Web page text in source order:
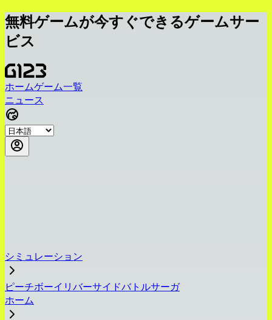
無料ゲームが今すぐできるゲームサー
ビス
ホームゲーム一覧
ニュース
シミュレーション
ピーチボーイリバーサイドバトルサーガ
ホーム